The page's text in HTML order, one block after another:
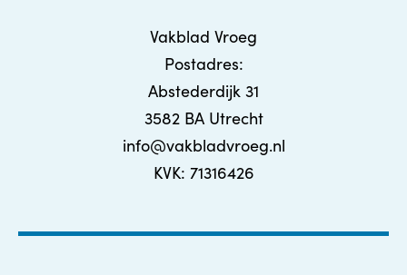
Vakblad Vroeg
Postadres:
Abstederdijk 31
3582 BA Utrecht
info@vakbladvroeg.nl
KVK: 71316426